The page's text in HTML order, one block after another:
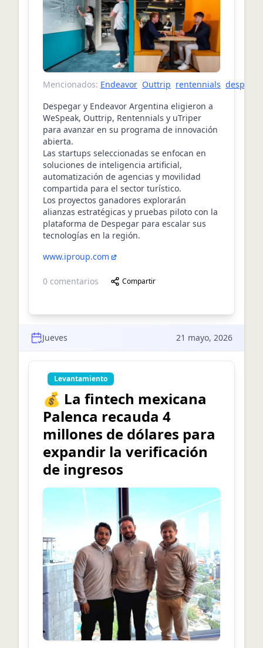
Mencionados: Endeavor Outtrip rentennials despegar
Despegar y Endeavor Argentina eligieron a
WeSpeak, Outtrip, Rentennials y uTriper
para avanzar en su programa de innovación
abierta.
Las startups seleccionadas se enfocan en
soluciones de inteligencia artificial,
automatización de agencias y movilidad
compartida para el sector turístico.
Los proyectos ganadores explorarán
alianzas estratégicas y pruebas piloto con la
plataforma de Despegar para escalar sus
tecnologías en la región.
www.iproup.com
0 comentarios Compartir
Jueves 21 mayo, 2026
Levantamiento
💰 La fintech mexicana
Palenca recauda 4
millones de dólares para
expandir la verificación
de ingresos